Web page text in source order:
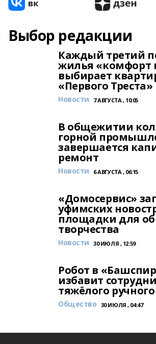
Выбор редакции
Каждый третий
жилья «комфорт
выбирает
«Первого Треста»
Новости 7 АВГУСТА , 10:05
В общежитии
горной
завершается
ремонт
Новости 6 АВГУСТА , 06:15
«Домосервис»
уфимских
площадки для
творчества
Новости 30 ИЮЛЯ , 12:59
Робот в
избавит
тяжёлого
Общество 30 ИЮЛЯ , 04:47